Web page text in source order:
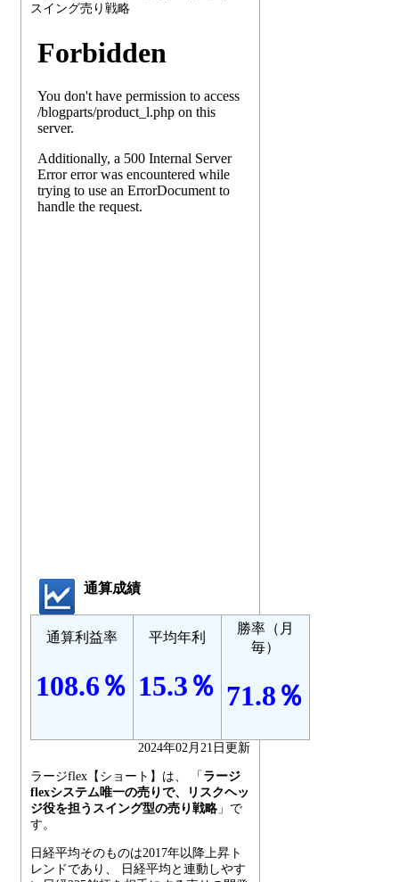
スイング売り戦略
通算成績
通算利益率
108.6％
平均年利
15.3％
勝率（月
毎）
71.8％
2024年02月21日更新
ラージflex【ショート】は、 「 ラージ
flexシステム唯一の売りで、リスクヘッ
ジ役を担うスイング型の売り戦略 」で
す。
日経平均そのものは2017年以降上昇ト
レンドであり、 日経平均と連動しやす